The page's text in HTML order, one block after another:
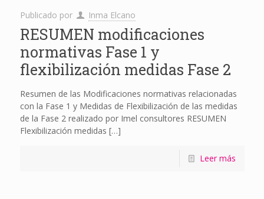
Publicado por Inma Elcano
RESUMEN modificaciones
normativas Fase 1 y
flexibilización medidas Fase 2
Resumen de las Modificaciones normativas relacionadas
con la Fase 1 y Medidas de Flexibilización de las medidas
de la Fase 2 realizado por Imel consultores RESUMEN
Flexibilización medidas […]
Leer más